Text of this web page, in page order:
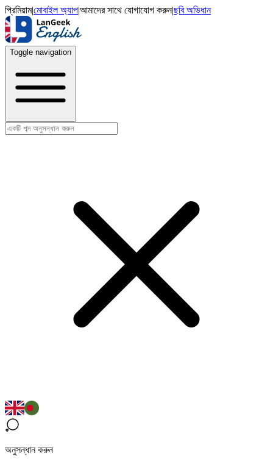
প্রিমিয়াম|মোবাইল অ্যাপ|আমাদের সাথে যোগাযোগ করুন|ছবি অভিধান
Toggle navigation
অনুসন্ধান করুন